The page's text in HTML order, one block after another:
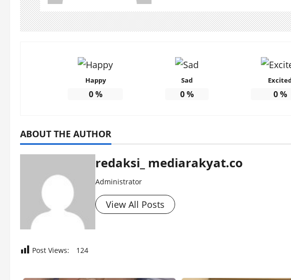
Happy
0%
Sad
0% 0%
ABOUT THE AUTHOR
redaksi_ mediarakyat.co
Administrator
View All Posts
Post Views: 124